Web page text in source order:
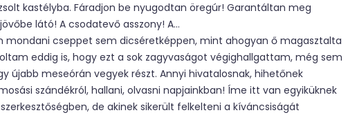
kastélyba. Fáradjon be nyugodtan öregúr! Garantáltan meg
látó! A csodatevő asszony! A…
mondani cseppet sem dicséretképpen, mint ahogyan ő magasztalta
eddig is, hogy ezt a sok zagyvaságot végighallgattam, még sem
újabb meseórán vegyek részt. Annyi hivatalosnak, hihetőnek
szándékról, hallani, olvasni napjainkban! Íme itt van egyiküknek
de akinek sikerült felkelteni a kíváncsiságát